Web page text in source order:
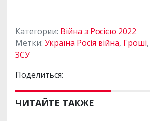
Категории: Війна з Росією 2022
Метки: Україна Росія війна, Гроші,
ЗСУ
Поделиться:
ЧИТАЙТЕ ТАКЖЕ